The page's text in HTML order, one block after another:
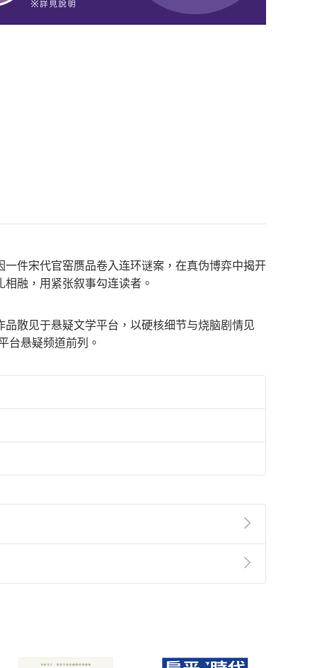
件宋代官窑赝品卷入连环谜案，在真伪博弈中揭开
融，用紧张叙事勾连读者。
散见于悬疑文学平台，以硬核细节与烧脑剧情见
台悬疑频道前列。
第2條第5款之規定，「非以有形媒介提供之數位